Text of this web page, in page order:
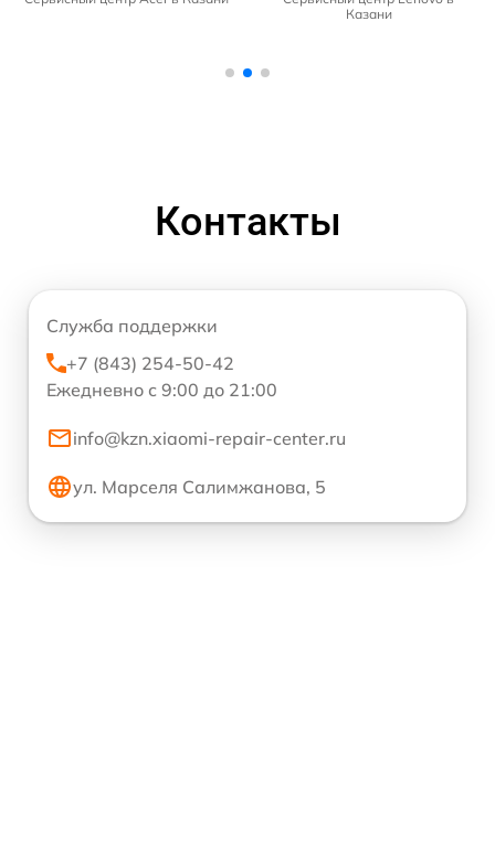
Казани
Контакты
Служба поддержки
+7 (843) 254-50-42
Ежедневно с 9:00 до 21:00
info@kzn.xiaomi-repair-center.ru
ул. Марселя Салимжанова, 5